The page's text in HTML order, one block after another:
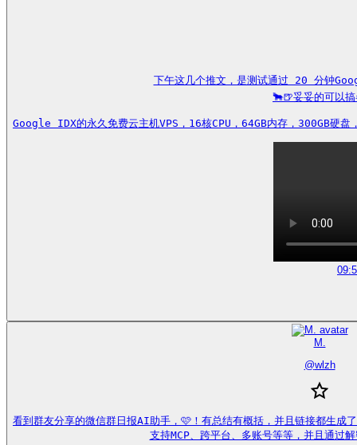
下午这几个推文，是测试通过 20 分钟
🐂🍺妥妥的可以
Google IDX的永久免费云主机VPS，16核CPU，64GB内存，300GB硬
M.
@wlzh
看到群友分享的微信群日报AI助手，🩷！有总结有概括，并且链接都生成
支持MCP、跨平台、多账号等等，并且通过